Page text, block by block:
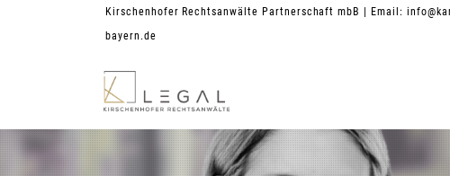
Kirschenhofer Rechtsanwälte Partnerschaft mbB | Email:
bayern.de